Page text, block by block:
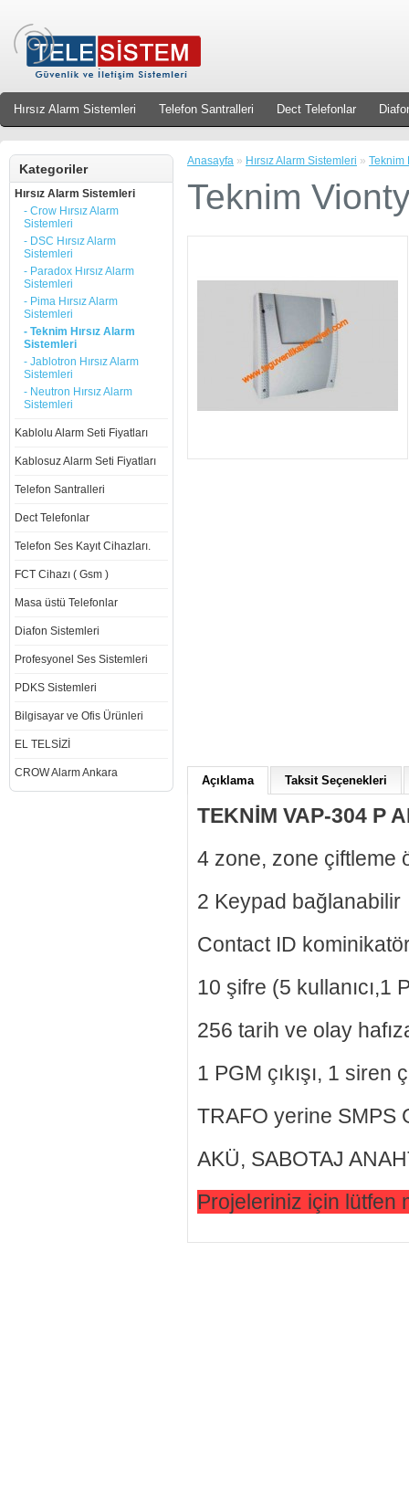
Hırsız Alarm Sistemleri Telefon Santralleri Dect Telefonlar
Kategoriler
Hırsız Alarm Sistemleri
- Crow Hırsız Alarm
Sistemleri
- DSC Hırsız Alarm
Sistemleri
- Paradox Hırsız Alarm
Sistemleri
- Pima Hırsız Alarm
Sistemleri
- Teknim Hırsız Alarm
Sistemleri
- Jablotron Hırsız Alarm
Sistemleri
- Neutron Hırsız Alarm
Sistemleri
Kablolu Alarm Seti Fiyatları
Kablosuz Alarm Seti Fiyatları
Telefon Santralleri
Dect Telefonlar
Telefon Ses Kayıt Cihazları.
FCT Cihazı ( Gsm )
Masa üstü Telefonlar
Diafon Sistemleri
Profesyonel Ses Sistemleri
PDKS Sistemleri
Bilgisayar ve Ofis Ürünleri
EL TELSİZİ
CROW Alarm Ankara
Anasayfa » Hırsız Alarm Sistemleri » Teknim
Teknim
Açıklama Taksit Seçenekleri
TEKNİM VAP-304 P
4 zone, zone çiftleme
2 Keypad bağlanabilir
Contact ID
10 şifre (5 kullanıcı,1
256 tarih ve olay
1 PGM çıkışı, 1 siren
TRAFO yerine SMPS
AKÜ, SABOTAJ
Projeleriniz için lütfen